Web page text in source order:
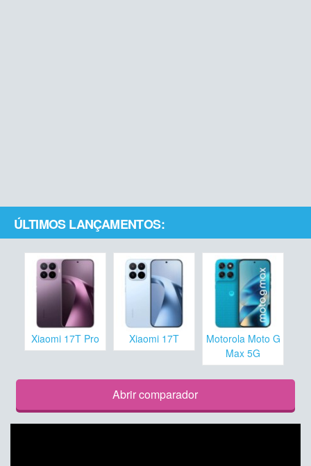
ÚLTIMOS LANÇAMENTOS:
Xiaomi 17T Pro Xiaomi 17T
Motorola Moto G
Max 5G
Abrir comparador